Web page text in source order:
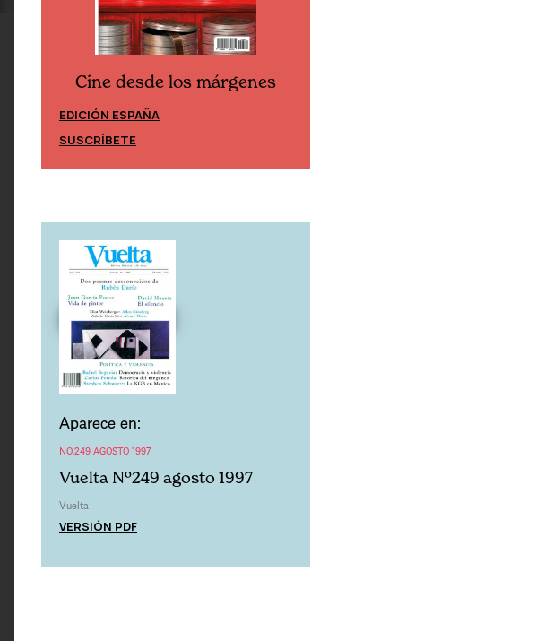
Cine desde los márgenes
EDICIÓN ESPAÑA
SUSCRÍBETE
Aparece en:
NO.249 AGOSTO 1997
Vuelta Nº249 agosto 1997
Vuelta
VERSIÓN PDF